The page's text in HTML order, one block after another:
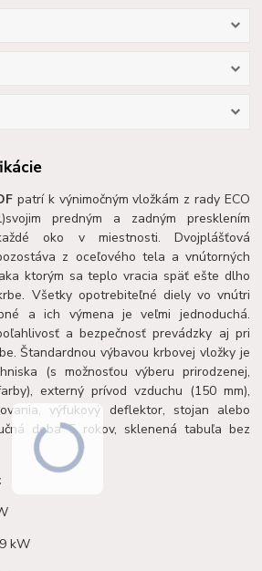
patrí k výnimočným vložkám z rady ECO
svojim predným a zadným presklením
oko v miestnosti. Dvojplášťová
z oceľového tela a vnútorných
ktorým sa teplo vracia späť ešte dlho
Všetky opotrebiteľné diely vo vnútri
a ich výmena je veľmi jednoduchá.
a bezpečnosť prevádzky aj pri
Štandardnou výbavou krbovej vložky je
(s možnosťou výberu prirodzenej,
externý prívod vzduchu (150 mm),
výfukový deflektor, stojan alebo
doba 5 rokov, sklenená tabuľa bez
kW